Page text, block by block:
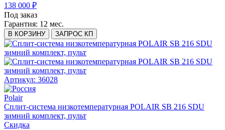
138 000 ₽
Под заказ
Гарантия: 12 мес.
В КОРЗИНУ ЗАПРОС КП
Артикул: 36028
Polair
Сплит-система низкотемпературная POLAIR SB 216 SDU
зимний комплект, пульт
Скидка